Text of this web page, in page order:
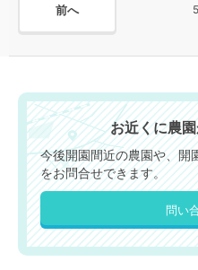
前へ
お近くに農
今後開園間近の農園や、開
をお問合せできます。
問い